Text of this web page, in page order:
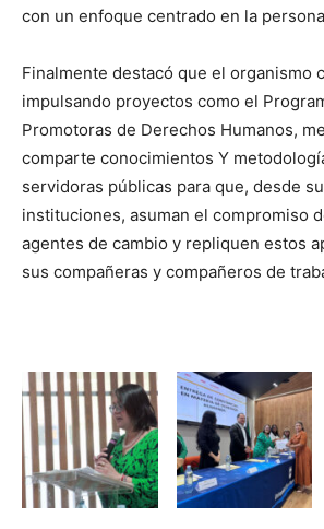
con un enfoque centrado en la
Finalmente destacó que el organismo
impulsando proyectos como el
Promotoras de Derechos Humanos,
comparte conocimientos Y
servidoras públicas para que, desde
instituciones, asuman el compromiso
agentes de cambio y repliquen estos
sus compañeras y compañeros de